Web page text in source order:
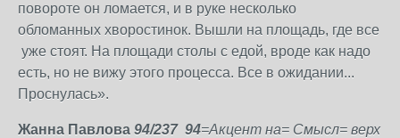
повороте он ломается, и в руке несколько
обломанных хворостинок. Вышли на площадь, где все
уже стоят. На площади столы с едой, вроде как надо
есть, но не вижу этого процесса. Все в ожидании...
Проснулась».
Жанна Павлова 94/237 94=Акцент на= Смысл= верх